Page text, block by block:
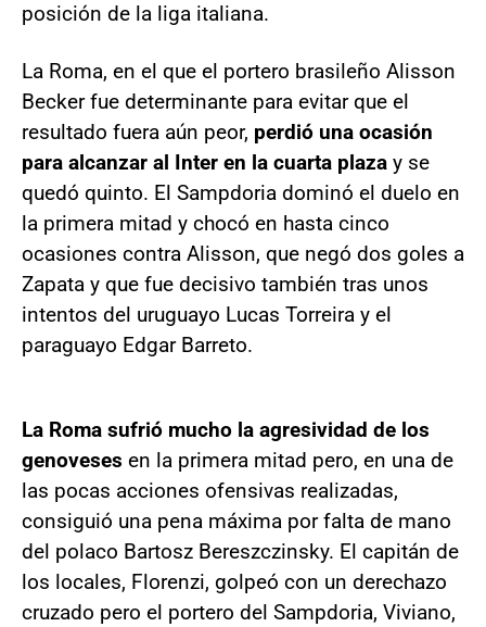
posición de la liga italiana.
La Roma, en el que el portero brasileño Alisson
Becker fue determinante para evitar que el
resultado fuera aún peor, perdió una ocasión
para alcanzar al Inter en la cuarta plaza y se
quedó quinto. El Sampdoria dominó el duelo en
la primera mitad y chocó en hasta cinco
ocasiones contra Alisson, que negó dos goles a
Zapata y que fue decisivo también tras unos
intentos del uruguayo Lucas Torreira y el
paraguayo Edgar Barreto.
La Roma sufrió mucho la agresividad de los
genoveses en la primera mitad pero, en una de
las pocas acciones ofensivas realizadas,
consiguió una pena máxima por falta de mano
del polaco Bartosz Bereszczinsky. El capitán de
los locales, Florenzi, golpeó con un derechazo
cruzado pero el portero del Sampdoria, Viviano,